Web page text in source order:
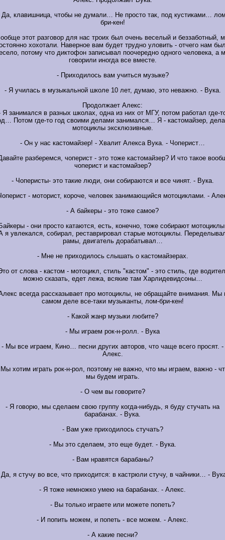
Да, клавишница, чтобы не думали… Не просто так, под кустиками…
бри-кен!
этот разговор для нас троих был очень веселый и беззаботный,
хохотали. Наверное вам будет трудно уловить - отчего нам
потому что диктофон записывал поочередно одного человека, а
говорили иногда все вместе.
- Приходилось вам учиться музыке?
- Я училась в музыкальной школе 10 лет, думаю, это неважно. - Вука.
Продолжает Алекс:
Я занимался в разных школах, одна из них от МГУ, потом работал где-
Потом где-то год своими делами занимался… Я - кастомайзер,
мотоциклы эксклюзивные.
- Он у нас кастомайзер! - Хвалит Алекса Вука. - Чоперист…
разберемся, чоперист - это тоже кастомайзер? И что такое
чоперист и кастомайзер?
- Чоперисты- это такие люди, они собираются и все чинят. - Вука.
- моторист, короче, человек занимающийся мотоциклами. -
- А байкеры - это тоже самое?
- они просто катаются, есть, конечно, тоже собирают
я увлекался, собирал, реставрировал старые мотоциклы.
рамы, двигатель дорабатывал…
- Мне не приходилось слышать о кастомайзерах.
от слова - кастом - мотоцикл, стиль "кастом" - это стиль, где
можно сказать, едет лежа, всякие там Харлидевидсоны…
всегда рассказывает про мотоциклы, не обращайте внимания. Мы
самом деле все-таки музыканты, лом-бри-кен!
- Какой жанр музыки любите?
- Мы играем рок-н-ролл. - Вука
- Мы все играем, Кино… песни других авторов, что чаще всего просят. -
Алекс.
хотим играть рок-н-рол, поэтому не важно, что мы играем, важно -
мы будем играть.
- О чем вы говорите?
- Я говорю, мы сделаем свою группу когда-нибудь, я буду стучать на
барабанах. - Вука.
- Вам уже приходилось стучать?
- Мы это сделаем, это еще будет. - Вука.
- Вам нравятся барабаны?
я стучу во все, что приходится: в кастрюли стучу, в чайники… -
- Я тоже немножко умею на барабанах. - Алекс.
- Вы только играете или можете попеть?
- И попить можем, и попеть - все можем. - Алекс.
- А какие песни?